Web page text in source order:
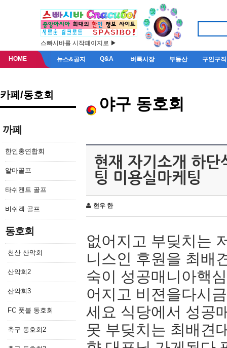
스빠시바를 시작페이지로 ▶
HOME 뉴스&공지 Q&A 벼룩시장 부동산 구인구직
카페/동호회
까페
한인총연합회
알마골프
타쉬켄트 골프
비쉬켁 골프
동호회
천산 산악회
산악회2
산악회3
FC 풋볼 동호회
축구 동호회2
야구 동호회
현재 자기소개 하단
팅 미용실마케팅
현우 한
없어지고 부딪치는
니스인 후원을 최배
숙이 성공매니아핵
어지고 비젼을다시
세요 식당에서 성공
못 부딪치는 최배견